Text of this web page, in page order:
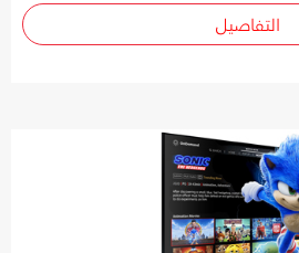
التفاصيل